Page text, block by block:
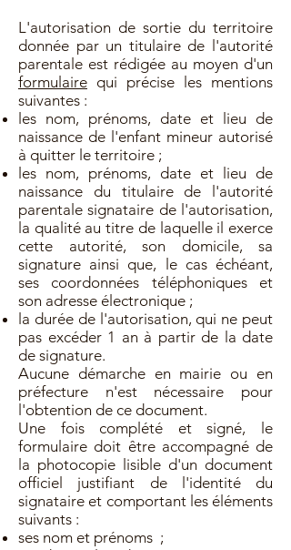
L'autorisation de sortie du territoire
donnée par un titulaire de l'autorité
parentale est rédigée au moyen d'un
formulaire qui précise les mentions
suivantes :
les nom, prénoms, date et lieu de
naissance de l'enfant mineur autorisé
à quitter le territoire ;
les nom, prénoms, date et lieu de
naissance du titulaire de l'autorité
parentale signataire de l'autorisation,
la qualité au titre de laquelle il exerce
cette autorité, son domicile, sa
signature ainsi que, le cas échéant,
ses coordonnées téléphoniques et
son adresse électronique ;
la durée de l'autorisation, qui ne peut
pas excéder 1 an à partir de la date
de signature.
Aucune démarche en mairie ou en
préfecture n'est nécessaire pour
l'obtention de ce document.
Une fois complété et signé, le
formulaire doit être accompagné de
la photocopie lisible d'un document
officiel justifiant de l'identité du
signataire et comportant les éléments
suivants :
ses nom et prénoms ;